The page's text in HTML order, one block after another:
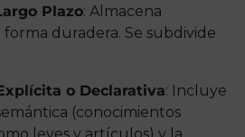
Plazo: Almacena
duradera. Se subdivide
o Declarativa: Incluye
(conocimientos